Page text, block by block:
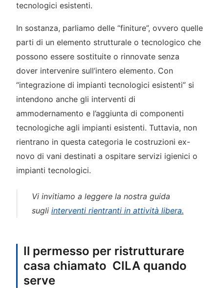
tecnologici esistenti.
In sostanza, parliamo delle “finiture”, ovvero quelle
parti di un elemento strutturale o tecnologico che
possono essere sostituite o rinnovate senza
dover intervenire sull’intero elemento. Con
“integrazione di impianti tecnologici esistenti” si
intendono anche gli interventi di
ammodernamento e l’aggiunta di componenti
tecnologiche agli impianti esistenti. Tuttavia, non
rientrano in questa categoria le costruzioni ex-
novo di vani destinati a ospitare servizi igienici o
impianti tecnologici.
Vi invitiamo a leggere la nostra guida
sugli interventi rientranti in attività libera.
Il permesso per ristrutturare
casa chiamato CILA quando
serve